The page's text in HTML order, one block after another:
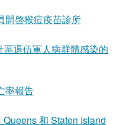
開啓猴痘疫苗診所
退伍軍人病群體感染的
率報告
和 Staten Island